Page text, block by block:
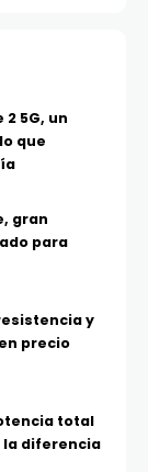
2 5G, un
que
gran
para
resistencia y
precio
total
la diferencia